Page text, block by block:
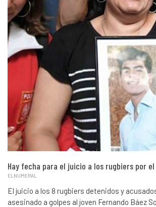
Hay fecha para el juicio a los rugbiers por
ELNUMERAL
El juicio a los 8 rugbiers detenidos y
asesinado a golpes al joven Fernando Báez